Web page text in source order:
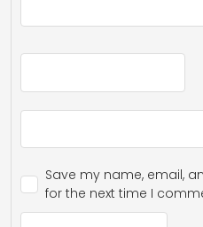
Save my name, email,
for the next time I